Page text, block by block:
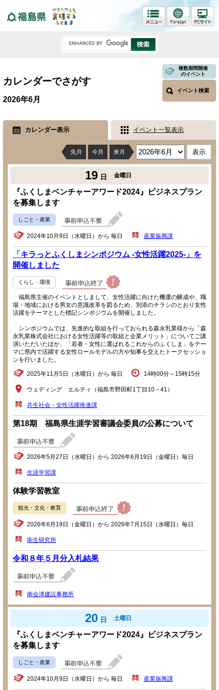
カレンダーでさがす
複数期間開催
のイベント
イベント検索
2026年6月
カレンダー表示 イベント一覧表示
先月 今月 来月
19 日 金曜日
『ふくしまベンチャーアワード2024』ビジネスプラン
を募集します
しごと・産業
2024年10月9日（水曜日）から 毎日 産業振興課
「キラっとふくしまシンポジウム -女性活躍2025-」を
開催しました
くらし・環境
福島県主催のイベントとしまして、女性活躍に向けた機運の醸成や、職
場・地域における男女の意識改革を図るため、別添のチラシのとおり女性
活躍をテーマとした標記シンポジウムを開催しました。
シンポジウムでは、先進的な取組を行っておられる森永乳業様から「森
永乳業株式会社における女性活躍等の取組と企業メリット」についてご講
演いただいたほか、「若者・女性に選ばれるこれからのふくしま」をテー
マに県内で活躍する女性ロールモデルの方や知事を交えたトークセッショ
ンを行いました。
2025年11月5日（水曜日）から 毎日 14時00分～15時15分
ウェディング エルティ（福島市野田町1丁目10－41）
共生社会・女性活躍推進課
第18期 福島県生涯学習審議会委員の公募について
2026年5月27日（水曜日）から 2026年6月19日（金曜日）毎日
生涯学習課
体験学習教室
観光・文化・教育
2026年6月19日（金曜日）から 2026年7月15日（水曜日）毎日
衛生研究所
令和８年５月分入札結果
南会津建設事務所
20 日 土曜日
『ふくしまベンチャーアワード2024』ビジネスプラン
を募集します
しごと・産業
2024年10月9日（水曜日）から 毎日 産業振興課